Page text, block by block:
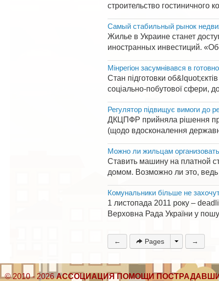
строительство гостиничного
Самый стабильный рынок
Жилье в Украине станет
иностранных инвестиций.
Мінрегіон засумнівався в
Стан підготовки
соціально-побутової сфери,
Регулятор підвищує вимоги до
ДКЦПФР прийняла рішення про
(щодо вдосконалення
Можно ли жильцам
Ставить машину на платной
домом. Возможно ли это,
Комунальники більше не
1 листопада 2011 року –
Верховна Рада України у
← Pages →
© 2010 - 2026АССОЦИАЦИЯ ПОМОЩИ